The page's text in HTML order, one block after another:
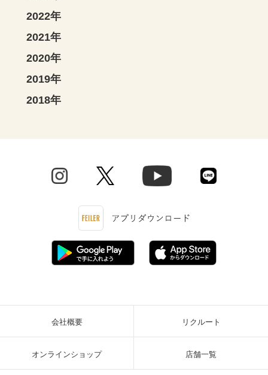
2022年
2021年
2020年
2019年
2018年
会社概要 リクルート
オンラインショップ 店舗一覧